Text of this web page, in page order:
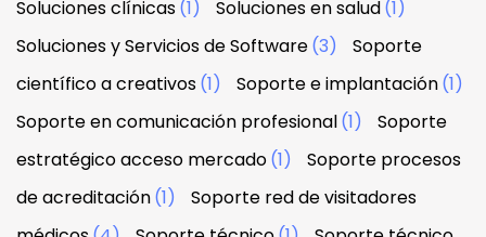
Soluciones clínicas(1) Soluciones en salud(1)
Soluciones y Servicios de Software(3)
Soporte
científico a creativos(1) Soporte e implantación(1)
Soporte en comunicación profesional(1)
Soporte
estratégico acceso mercado(1)
Soporte procesos
de acreditación(1)
Soporte red de visitadores